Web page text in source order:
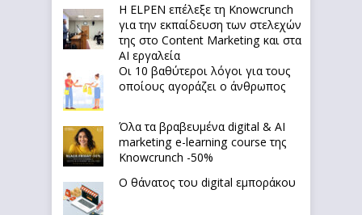
Η ELPEN επέλεξε τη Knowcrunch
για την εκπαίδευση των στελεχών
της στο Content Marketing και στα
AI εργαλεία
Οι 10 βαθύτεροι λόγοι για τους
οποίους αγοράζει ο άνθρωπος
Όλα τα βραβευμένα digital & AI
marketing e-learning course της
Knowcrunch -50%
Ο θάνατος του digital εμποράκου